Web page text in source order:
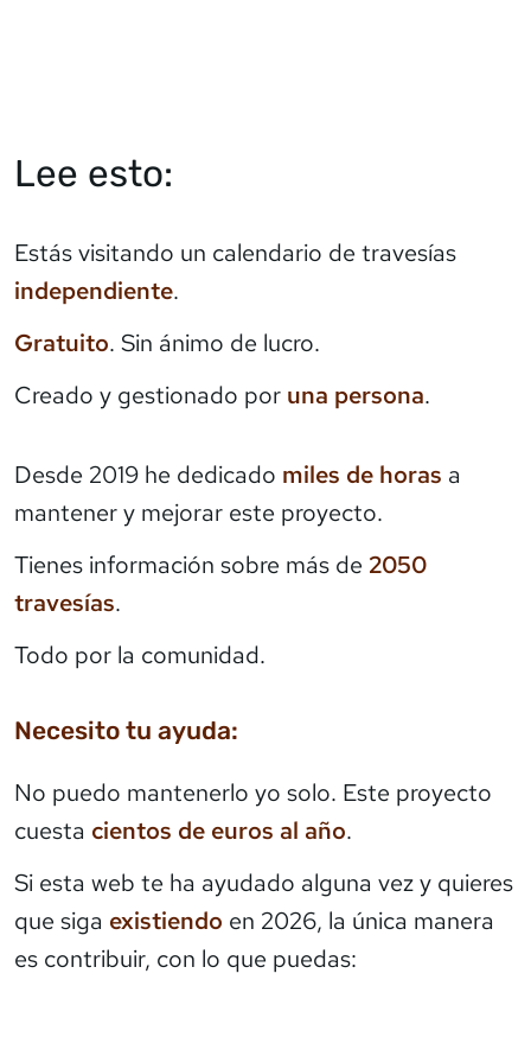
Lee esto:
Estás visitando un calendario de travesías
independiente.
Gratuito. Sin ánimo de lucro.
Creado y gestionado por una persona.
Desde 2019 he dedicado miles de horas a
mantener y mejorar este proyecto.
Tienes información sobre más de 2050
travesías.
Todo por la comunidad.
Necesito tu ayuda:
No puedo mantenerlo yo solo. Este proyecto
cuesta cientos de euros al año.
Si esta web te ha ayudado alguna vez y quieres
que siga existiendo en 2026, la única manera
es contribuir, con lo que puedas: